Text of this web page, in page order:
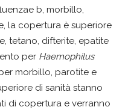
b, morbillo,
la copertura è superiore
tetano, difterite, epatite
per Haemophilus
morbillo, parotite e
di sanità stanno
di copertura e verranno